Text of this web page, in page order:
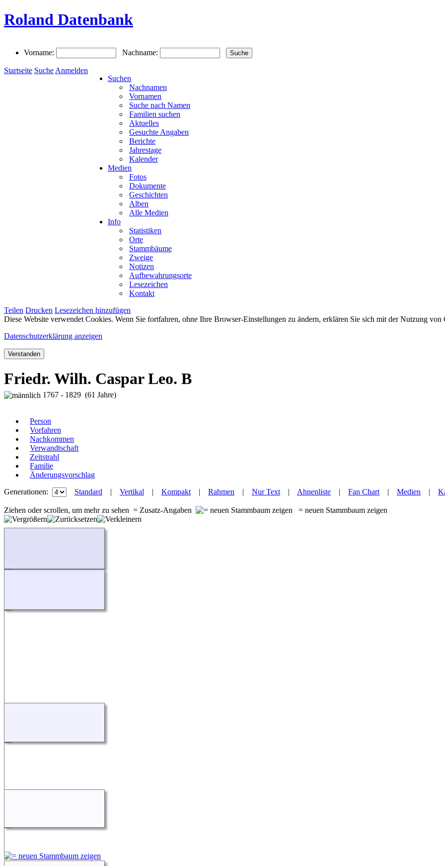
Roland Datenbank
Vorname: Nachname:
Startseite Suche Anmelden
Suchen
Nachnamen
Vornamen
Suche nach Namen
Familien suchen
Aktuelles
Gesuchte Angaben
Berichte
Jahrestage
Kalender
Medien
Fotos
Dokumente
Geschichten
Alben
Alle Medien
Info
Statistiken
Orte
Stammbäume
Zweige
Notizen
Aufbewahrungsorte
Lesezeichen
Kontakt
Teilen Drucken Lesezeichen hinzufügen
Diese Website verwendet Cookies. Wenn Sie fortfahren, ohne Ihre Browser-Einstellungen zu ändern, erklären Sie sich mit der Nutzung von
Datenschutzerklärung anzeigen
Verstanden
Friedr. Wilh. Caspar Leo. B
1767 - 1829 (61 Jahre)
Person
Vorfahren
Nachkommen
Verwandtschaft
Zeitstrahl
Familie
Änderungsvorschlag
Generationen:
Standard | Vertikal | Kompakt | Rahmen | Nur Text | Ahnenliste | Fan Chart | Medien |
Ziehen oder scrollen, um mehr zu sehen = Zusatz-Angaben = neuen Stammbaum zeigen